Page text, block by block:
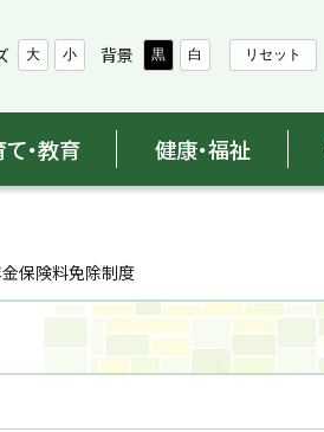
大 小 背景 黒 白 リセット
・教育 健康・福祉
保険料免除制度